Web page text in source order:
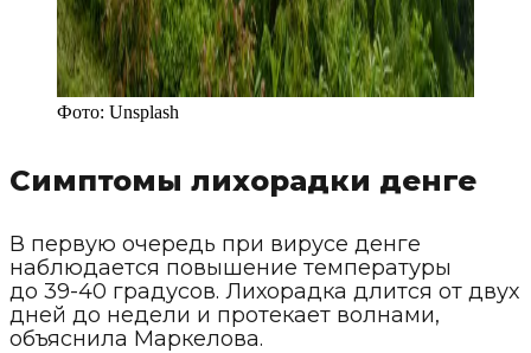
Фото: Unsplash
Симптомы лихорадки денге
В первую очередь при вирусе денге
наблюдается повышение температуры
до 39-40 градусов. Лихорадка длится от двух
дней до недели и протекает волнами,
объяснила Маркелова.